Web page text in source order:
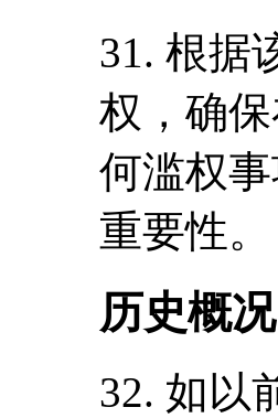
31. 根据
权，确
何滥权
重要性。
历史概况
32. 如以